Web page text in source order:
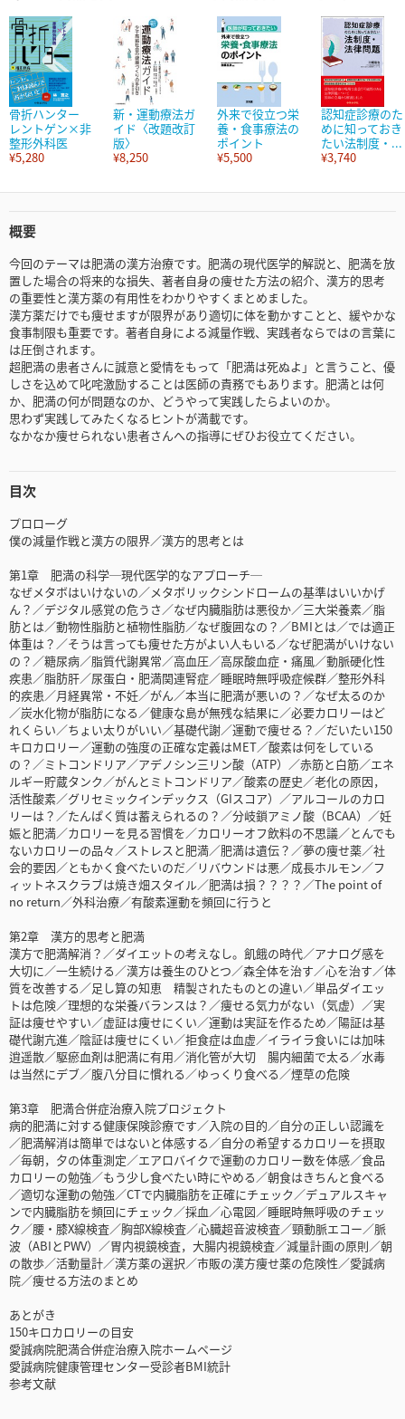
骨折ハンター
レントゲン×非
整形外科医
¥5,280
新・運動療法ガ
イド〈改題改訂
版〉
¥8,250
外来で役立つ栄
養・食事療法の
ポイント
¥5,500
認知症診療のた
めに知っておき
たい法制度・...
¥3,740
概要
今回のテーマは肥満の漢方治療です。肥満の現代医学的解説と、肥満を放
置した場合の将来的な損失、著者自身の痩せた方法の紹介、漢方的思考
の重要性と漢方薬の有用性をわかりやすくまとめました。
漢方薬だけでも痩せますが限界があり適切に体を動かすことと、緩やかな
食事制限も重要です。著者自身による減量作戦、実践者ならではの言葉に
は圧倒されます。
超肥満の患者さんに誠意と愛情をもって「肥満は死ぬよ」と言うこと、優
しさを込めて叱咤激励することは医師の責務でもあります。肥満とは何
か、肥満の何が問題なのか、どうやって実践したらよいのか。
思わず実践してみたくなるヒントが満載です。
なかなか痩せられない患者さんへの指導にぜひお役立てください。
目次
プロローグ
僕の減量作戦と漢方の限界／漢方的思考とは
第1章 肥満の科学─現代医学的なアプローチ─
なぜメタボはいけないの／メタボリックシンドロームの基準はいいかげ
ん？／デジタル感覚の危うさ／なぜ内臓脂肪は悪役か／三大栄養素／脂
肪とは／動物性脂肪と植物性脂肪／なぜ腹囲なの？／BMIとは／では適正
体重は？／そうは言っても痩せた方がよい人もいる／なぜ肥満がいけない
の？／糖尿病／脂質代謝異常／高血圧／高尿酸血症・痛風／動脈硬化性
疾患／脂肪肝／尿蛋白・肥満関連腎症／睡眠時無呼吸症候群／整形外科
的疾患／月経異常・不妊／がん／本当に肥満が悪いの？／なぜ太るのか
／炭水化物が脂肪になる／健康な島が無残な結果に／必要カロリーはど
れくらい／ちょい太りがいい／基礎代謝／運動で痩せる？／だいたい150
キロカロリー／運動の強度の正確な定義はMET／酸素は何をしている
の？／ミトコンドリア／アデノシン三リン酸（ATP）／赤筋と白筋／エネ
ルギー貯蔵タンク／がんとミトコンドリア／酸素の歴史／老化の原因，
活性酸素／グリセミックインデックス（GIスコア）／アルコールのカロ
リーは？／たんぱく質は蓄えられるの？／分岐鎖アミノ酸（BCAA）／妊
娠と肥満／カロリーを見る習慣を／カロリーオフ飲料の不思議／とんでも
ないカロリーの品々／ストレスと肥満／肥満は遺伝？／夢の痩せ薬／社
会的要因／ともかく食べたいのだ／リバウンドは悪／成長ホルモン／フ
ィットネスクラブは焼き畑スタイル／肥満は損？？？？／The point of
no return／外科治療／有酸素運動を頻回に行うと
第2章 漢方的思考と肥満
漢方で肥満解消？／ダイエットの考えなし。飢餓の時代／アナログ感を
大切に／一生続ける／漢方は養生のひとつ／森全体を治す／心を治す／体
質を改善する／足し算の知恵 精製されたものとの違い／単品ダイエッ
トは危険／理想的な栄養バランスは？／痩せる気力がない（気虚）／実
証は痩せやすい／虚証は痩せにくい／運動は実証を作るため／陽証は基
礎代謝亢進／陰証は痩せにくい／拒食症は血虚／イライラ食いには加味
逍遥散／駆瘀血剤は肥満に有用／消化管が大切 腸内細菌で太る／水毒
は当然にデブ／腹八分目に慣れる／ゆっくり食べる／煙草の危険
第3章 肥満合併症治療入院プロジェクト
病的肥満に対する健康保険診療です／入院の目的／自分の正しい認識を
／肥満解消は簡単ではないと体感する／自分の希望するカロリーを摂取
／毎朝，夕の体重測定／エアロバイクで運動のカロリー数を体感／食品
カロリーの勉強／もう少し食べたい時にやめる／朝食はきちんと食べる
／適切な運動の勉強／CTで内臓脂肪を正確にチェック／デュアルスキャ
ンで内臓脂肪を頻回にチェック／採血／心電図／睡眠時無呼吸のチェッ
ク／腰・膝X線検査／胸部X線検査／心臓超音波検査／頸動脈エコー／脈
波（ABIとPWV）／胃内視鏡検査，大腸内視鏡検査／減量計画の原則／朝
の散歩／活動量計／漢方薬の選択／市販の漢方痩せ薬の危険性／愛誠病
院／痩せる方法のまとめ
あとがき
150キロカロリーの目安
愛誠病院肥満合併症治療入院ホームページ
愛誠病院健康管理センター受診者BMI統計
参考文献